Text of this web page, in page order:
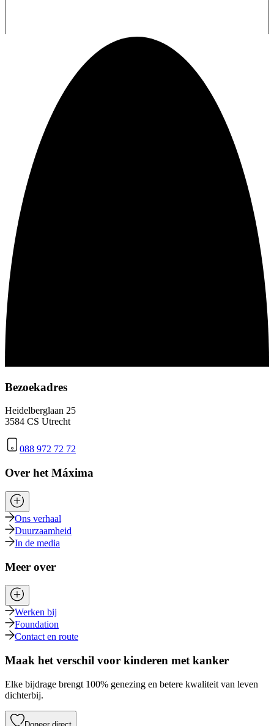
Bezoekadres
Heidelberglaan 25
3584 CS Utrecht
088 972 72 72
Over het Máxima
Ons verhaal
Duurzaamheid
In de media
Meer over
Werken bij
Foundation
Contact en route
Maak het verschil voor kinderen met kanker
Elke bijdrage brengt 100% genezing en betere kwaliteit van leven
dichterbij.